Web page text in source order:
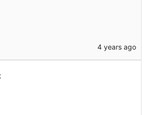
4 years ago